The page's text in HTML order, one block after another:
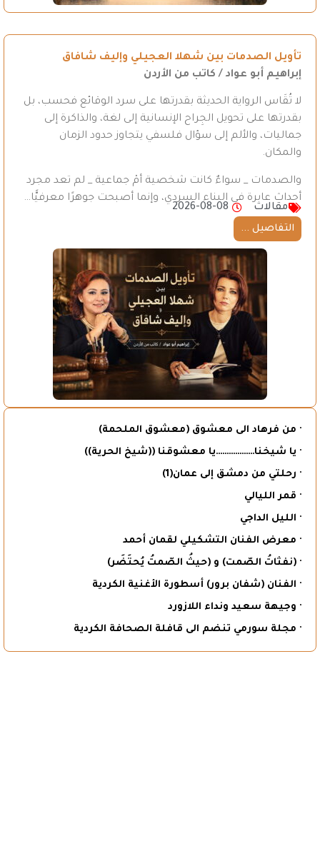
تأويل الصدمات بين شهلا العجيلي وإليف شافاق
إبراهيم أبو عواد / كاتب من الأردن
لا تُقَاس الرواية الحديثة بقدرتها على سرد الوقائع فحسب، بل
بقدرتها على تحويل الجِراح الإنسانية إلى لغة، والذاكرة إلى
جماليات، والألم إلى سؤال فلسفي يتجاوز حدود الزمان
والمكان.
والصدمات _ سواءٌ كانت شخصية أمْ جماعية _ لم تعد مجرد
أحداث عابرة في البناء السردي، وإنما أصبحت جوهرًا معرفيًّا…
مقالات
2026-08-08
التفاصيل ...
· من فرهاد الى معشوق (معشوق الملحمة)
· يا شيخنا………………يا معشوقنا ((شيخ الحرية))
· رحلتي من دمشق إلى عمان(1)
· قمر الليالي
· الليل الداجي
· معرض الفنان التشكيلي لقمان أحمد
· (نفثاتُ الصّمت) و (حيثُ الصّمتُ يُحتَضَر)
· الفنان (شفان برور) أسطورة الأغنية الكردية
· وجيهة سعيد ونداء اللازورد
· مجلة سورمي تنضم الى قافلة الصحافة الكردية